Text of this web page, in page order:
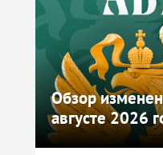
Обзор
августе 2026